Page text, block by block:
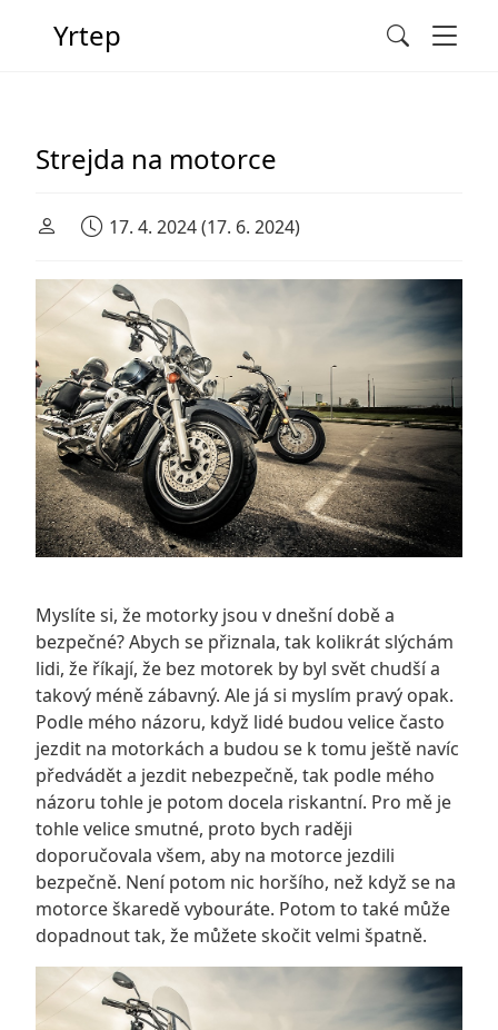
Main Navigation
Yrtep Search
Strejda na motorce
17. 4. 2024(17. 6. 2024)
Myslíte si, že motorky jsou v dnešní době a
bezpečné? Abych se přiznala, tak kolikrát slýchám
lidi, že říkají, že bez motorek by byl svět chudší a
takový méně zábavný. Ale já si myslím pravý opak.
Podle mého názoru, když lidé budou velice často
jezdit na motorkách a budou se k tomu ještě navíc
předvádět a jezdit nebezpečně, tak podle mého
názoru tohle je potom docela riskantní. Pro mě je
tohle velice smutné, proto bych raději
doporučovala všem, aby na motorce jezdili
bezpečně. Není potom nic horšího, než když se na
motorce škaredě vybouráte. Potom to také může
dopadnout tak, že můžete skočit velmi špatně.